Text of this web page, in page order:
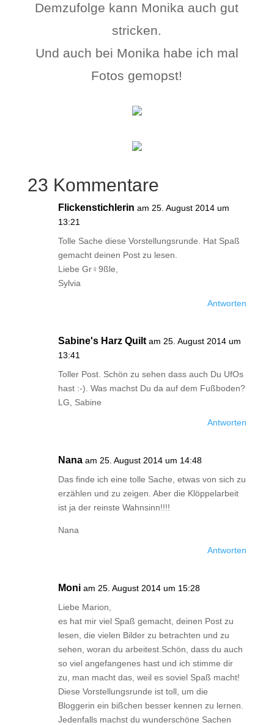
Demzufolge kann Monika auch gut
stricken.
Und auch bei Monika habe ich mal
Fotos gemopst!
23 Kommentare
Flickenstichlerin am 25. August 2014 um
13:21
Tolle Sache diese Vorstellungsrunde. Hat Spaß
gemacht deinen Post zu lesen.
Liebe Gr♀9ßle,
Sylvia
Antworten
Sabine's Harz Quilt am 25. August 2014 um
13:41
Toller Post. Schön zu sehen dass auch Du UfOs
hast :-). Was machst Du da auf dem Fußboden?
LG, Sabine
Antworten
Nana am 25. August 2014 um 14:48
Das finde ich eine tolle Sache, etwas von sich zu
erzählen und zu zeigen. Aber die Klöppelarbeit
ist ja der reinste Wahnsinn!!!!
Nana
Antworten
Moni am 25. August 2014 um 15:28
Liebe Marion,
es hat mir viel Spaß gemacht, deinen Post zu
lesen, die vielen Bilder zu betrachten und zu
sehen, woran du arbeitest.Schön, dass du auch
so viel angefangenes hast und ich stimme dir
zu, man macht das, weil es soviel Spaß macht!
Diese Vorstellungsrunde ist toll, um die
Bloggerin ein bißchen besser kennen zu lernen.
Jedenfalls machst du wunderschöne Sachen